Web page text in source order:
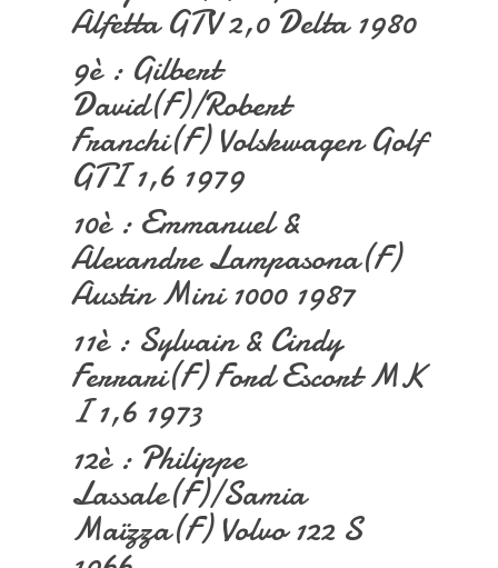
Alfetta GTV 2,0 Delta 1980
9è : Gilbert
David(F)/Robert
Franchi(F) Volskwagen Golf
GTI 1,6 1979
10è : Emmanuel &
Alexandre Lampasona(F)
Austin Mini 1000 1987
11è : Sylvain & Cindy
Ferrari(F) Ford Escort MK
I 1,6 1973
12è : Philippe
Lassale(F)/Samia
Maïzza(F) Volvo 122 S